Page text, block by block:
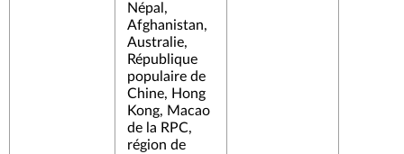
Népal,
Afghanistan,
Australie,
République
populaire de
Chine, Hong
Kong, Macao
de la RPC,
région de